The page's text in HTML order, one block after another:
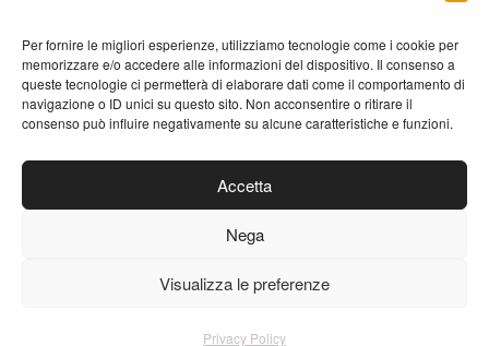
Per fornire le migliori esperienze, utilizziamo tecnologie come i cookie per
memorizzare e/o accedere alle informazioni del dispositivo. Il consenso a
queste tecnologie ci permetterà di elaborare dati come il comportamento di
navigazione o ID unici su questo sito. Non acconsentire o ritirare il
consenso può influire negativamente su alcune caratteristiche e funzioni.
Accetta
Nega
Visualizza le preferenze
Privacy Policy
Farmacia Betti